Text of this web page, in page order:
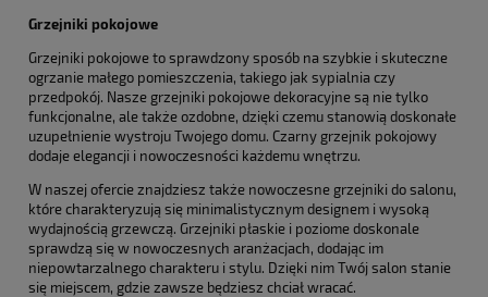
Grzejniki pokojowe
Grzejniki pokojowe to sprawdzony sposób na szybkie i skuteczne
ogrzanie małego pomieszczenia, takiego jak sypialnia czy
przedpokój. Nasze grzejniki pokojowe dekoracyjne są nie tylko
funkcjonalne, ale także ozdobne, dzięki czemu stanowią doskonałe
uzupełnienie wystroju Twojego domu. Czarny grzejnik pokojowy
dodaje elegancji i nowoczesności każdemu wnętrzu.
W naszej ofercie znajdziesz także nowoczesne grzejniki do salonu,
które charakteryzują się minimalistycznym designem i wysoką
wydajnością grzewczą. Grzejniki płaskie i poziome doskonale
sprawdzą się w nowoczesnych aranżacjach, dodając im
niepowtarzalnego charakteru i stylu. Dzięki nim Twój salon stanie
się miejscem, gdzie zawsze będziesz chciał wracać.